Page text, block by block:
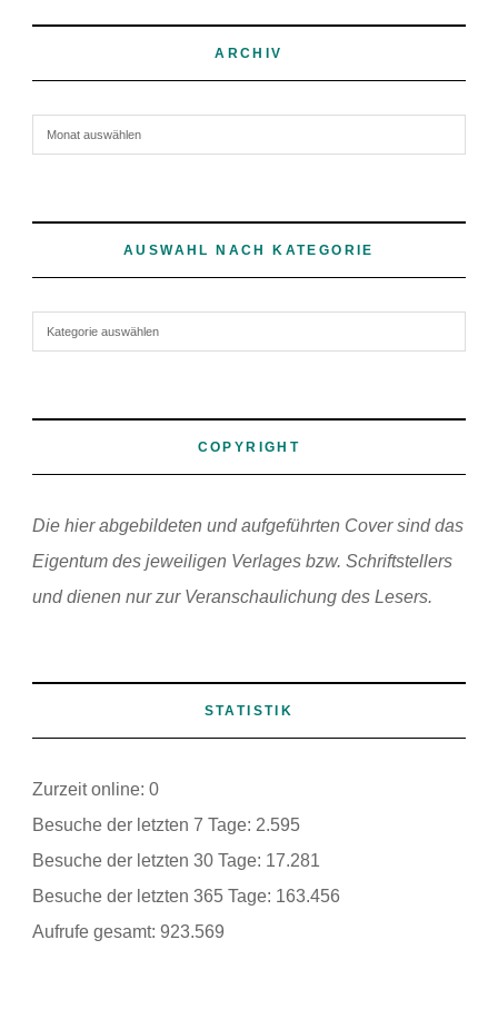
ARCHIV
AUSWAHL NACH KATEGORIE
COPYRIGHT
Die hier abgebildeten und aufgeführten Cover sind das
Eigentum des jeweiligen Verlages bzw. Schriftstellers
und dienen nur zur Veranschaulichung des Lesers.
STATISTIK
Zurzeit online: 0
Besuche der letzten 7 Tage: 2.595
Besuche der letzten 30 Tage: 17.281
Besuche der letzten 365 Tage: 163.456
Aufrufe gesamt: 923.569